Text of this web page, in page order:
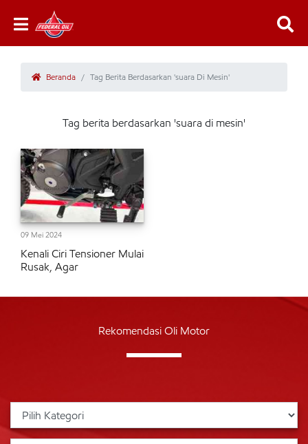
Beranda Tag Berita Berdasarkan 'suara Di Mesin'
Tag berita berdasarkan 'suara di mesin'
09 Mei 2024
Kenali Ciri Tensioner Mulai
Rusak, Agar
Rekomendasi Oli Motor